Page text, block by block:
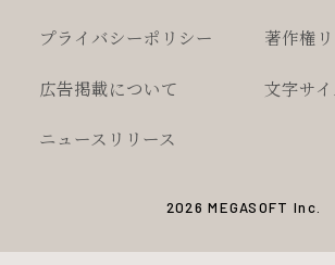
プライバシーポリシー 著作権
広告掲載について 文字サ
ニュースリリース
2026 MEGASOFT Inc.